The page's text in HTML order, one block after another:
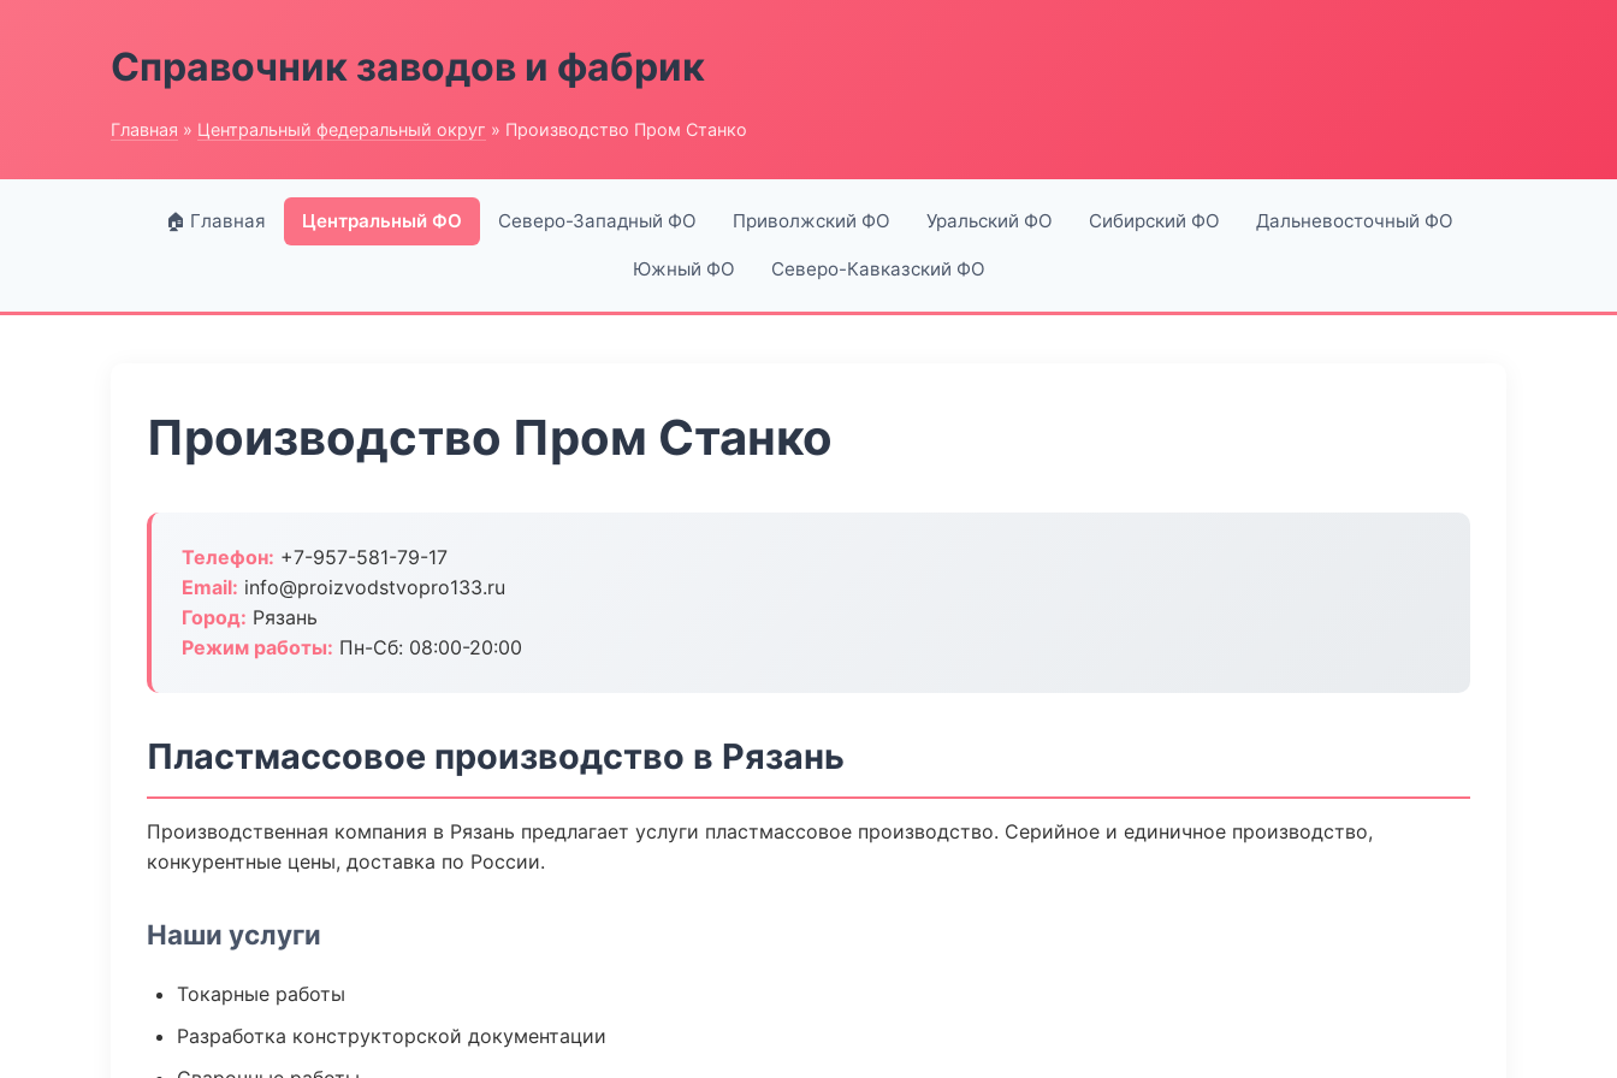
Справочник заводов и фабрик
Главная » Центральный федеральный округ » Производство Пром Станко
🏠 Главная Центральный ФО Северо-Западный ФО Приволжский ФО Уральский ФО Сибирский ФО Дальневосточный ФО
Южный ФО Северо-Кавказский ФО
Производство Пром Станко
Телефон: +7-957-581-79-17
Email: info@proizvodstvopro133.ru
Город: Рязань
Режим работы: Пн-Сб: 08:00-20:00
Пластмассовое производство в Рязань
Производственная компания в Рязань предлагает услуги пластмассовое производство. Серийное и единичное производство,
конкурентные цены, доставка по России.
Наши услуги
Токарные работы
Разработка конструкторской документации